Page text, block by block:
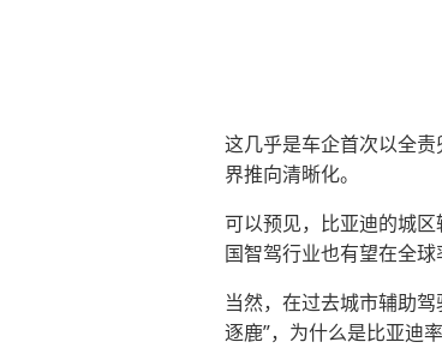
这几乎是车企首次以全
界推向清晰化。
可以预见，比亚迪的城
国智驾行业也有望在全
当然，在过去城市辅助
逐鹿”，为什么是比亚迪